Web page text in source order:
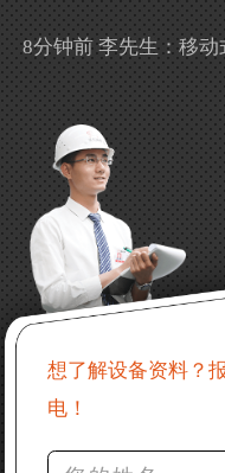
8分钟前 李先生：移
吗？
16分钟前 程先生：
么售后服务？
22分钟前 郑女士：想
31分钟前 吴先生：成
产品资料
36分钟前 罗先生：每
想了解设备资料？
电！